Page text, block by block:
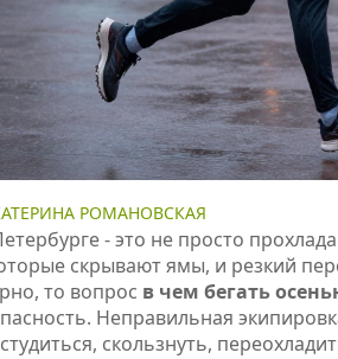
РОМАНОВСКАЯ
- это не просто
скрывают ямы, и резкий
то вопрос в чем бегать
Неправильная
скользнуть,